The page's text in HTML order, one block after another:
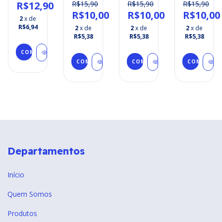
BRACELETE
R$12,90
2x de
R$6,94
COMPRAR
BRASIL
-
COPA
DO
MUNDO
2026
R$15,90
R$10,00
2x de
R$5,38
COMPRAR
DO
BRASIL
PEQUENA
TORCEDOR
R$15,90
R$10,00
2x de
R$5,38
COMPRAR
BRASIL
R$15,90
R$10,00
2x de
R$5,38
COMPRAR
Departamentos
Início
Quem Somos
Produtos